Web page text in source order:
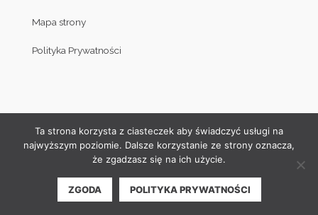
Mapa strony
Polityka Prywatności
© Copyright by Klub Judo Politechniki Białostockiej 2008-2019
| Projekt i wykonanie strony internetowej: Akamadr
Ta strona korzysta z ciasteczek aby świadczyć usługi na
najwyższym poziomie. Dalsze korzystanie ze strony oznacza,
że zgadzasz się na ich użycie.
ZGODA POLITYKA PRYWATNOŚCI